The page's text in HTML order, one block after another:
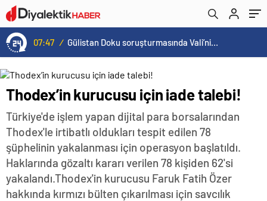
08:16 / Ali Hamaney’in cenaze programı netleşti: Yeni lider Mücteba Hamaney törenlere katılamayabilir
Thodex’in kurucusu için iade talebi!
Türkiye'de işlem yapan dijital para borsalarından
Thodex'le irtibatlı oldukları tespit edilen 78
şüphelinin yakalanması için operasyon başlatıldı.
Haklarında gözaltı kararı verilen 78 kişiden 62'si
yakalandı.Thodex'in kurucusu Faruk Fatih Özer
hakkında kırmızı bülten çıkarılması için savcılık